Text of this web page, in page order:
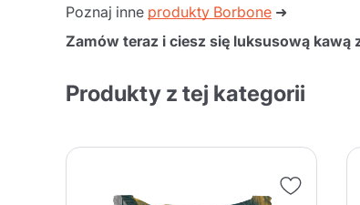
Poznaj inne produkty Borbone ➜
Zamów teraz i ciesz się luksusową
Produkty z tej kategorii